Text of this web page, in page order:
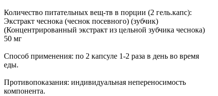
Количество питательных вещ-тв в порции (2 гель.капс):
Экстракт чеснока (чеснок посевного) (зубчик)
(Концентрированный экстракт из цельной зубчика чеснока)
50 мг
Способ применения: по 2 капсуле 1-2 раза в день во время
еды.
Противопоказания: индивидуальная непереносимость
компонента.